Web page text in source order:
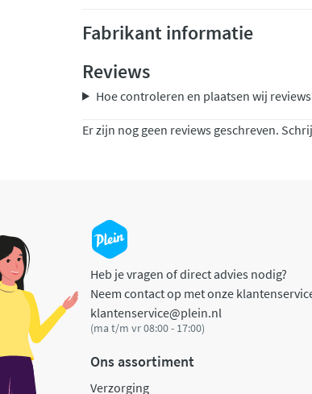
Fabrikant informatie
Reviews
Hoe controleren en plaatsen wij
Er zijn nog geen reviews geschreven.
Heb je vragen of direct advies nodig?
Neem contact op met onze
klantenservice@plein.nl
(ma t/m vr 08:00 - 17:00)
Ons assortiment
Verzorging